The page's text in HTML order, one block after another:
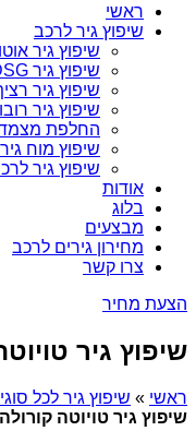
ראשי
שיפוץ גיר לרכב
שיפוץ גיר
שיפוץ גיר DSG כפול מצמדים
שיפוץ גיר
שיפוץ גיר
החלפת מצמד
שיפוץ מוח גיר
שיפוץ גיר
אודות
בלוג
מבצעים
מחירון גירים לרכב
צרו קשר
הצעת מחיר
שיפוץ גיר
ראשי » שיפוץ גיר לכל
שיפוץ גיר טויוטה קורולה